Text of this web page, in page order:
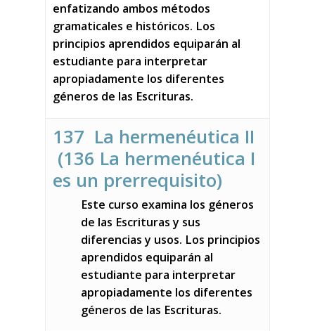
enfatizando ambos métodos
gramaticales e históricos. Los
principios aprendidos equiparán al
estudiante para interpretar
apropiadamente los diferentes
géneros de las Escrituras.
137 La hermenéutica II
(136 La hermenéutica I
es un prerrequisito)
Este curso examina los géneros
de las Escrituras y sus
diferencias y usos. Los principios
aprendidos equiparán al
estudiante para interpretar
apropiadamente los diferentes
géneros de las Escrituras.